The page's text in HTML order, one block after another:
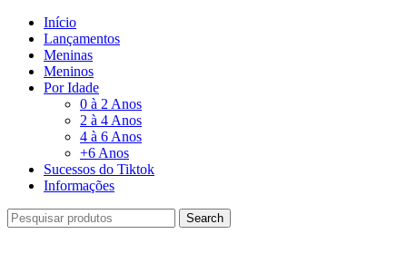
Início
Lançamentos
Meninas
Meninos
Por Idade
0 à 2 Anos
2 à 4 Anos
4 à 6 Anos
+6 Anos
Sucessos do Tiktok
Informações
Search